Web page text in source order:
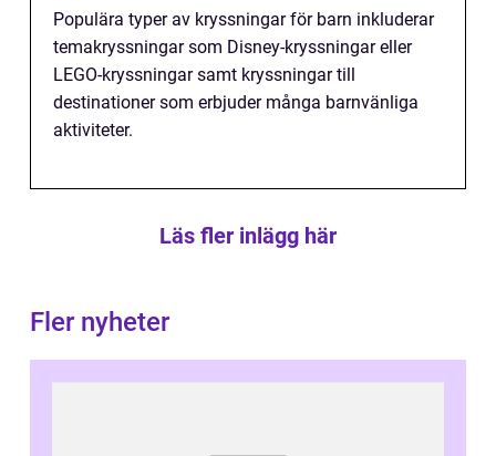
Populära typer av kryssningar för barn inkluderar
temakryssningar som Disney-kryssningar eller
LEGO-kryssningar samt kryssningar till
destinationer som erbjuder många barnvänliga
aktiviteter.
Läs fler inlägg här
Fler nyheter